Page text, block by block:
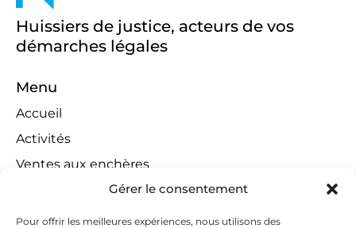
Gérer le consentement
Pour offrir les meilleures expériences, nous utilisons des
Huissiers de justice, acteurs de vos
démarches légales
Menu
Accueil
Activités
Ventes aux enchères
Compétences territoriales
Jeux concours